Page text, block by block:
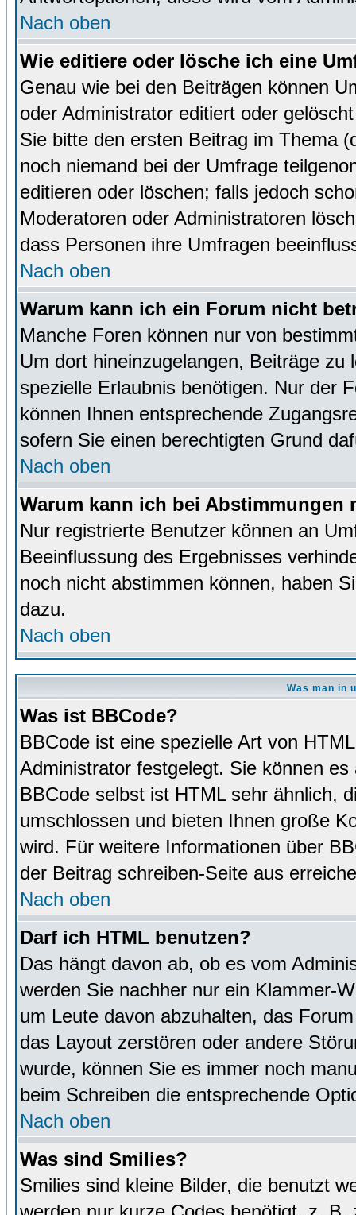
Nach oben
Wie editiere oder lösche ich eine
Genau wie bei den Beiträgen können
oder Administrator editiert oder
Sie bitte den ersten Beitrag im Thema
noch niemand bei der Umfrage
editieren oder löschen; falls jedoch
Moderatoren oder Administratoren
dass Personen ihre Umfragen
Nach oben
Warum kann ich ein Forum nicht
Manche Foren können nur von
Um dort hineinzugelangen, Beiträge
spezielle Erlaubnis benötigen. Nur der
können Ihnen entsprechende
sofern Sie einen berechtigten Grund
Nach oben
Warum kann ich bei Abstimmungen
Nur registrierte Benutzer können an
Beeinflussung des Ergebnisses
noch nicht abstimmen können, haben
dazu.
Nach oben
Was man in
Was ist BBCode?
BBCode ist eine spezielle Art von
Administrator festgelegt. Sie können
BBCode selbst ist HTML sehr ähnlich,
umschlossen und bieten Ihnen große
wird. Für weitere Informationen über
der Beitrag schreiben-Seite aus
Nach oben
Darf ich HTML benutzen?
Das hängt davon ab, ob es vom
werden Sie nachher nur ein Klammer-
um Leute davon abzuhalten, das
das Layout zerstören oder andere
wurde, können Sie es immer noch
beim Schreiben die entsprechende
Nach oben
Was sind Smilies?
Smilies sind kleine Bilder, die benutzt